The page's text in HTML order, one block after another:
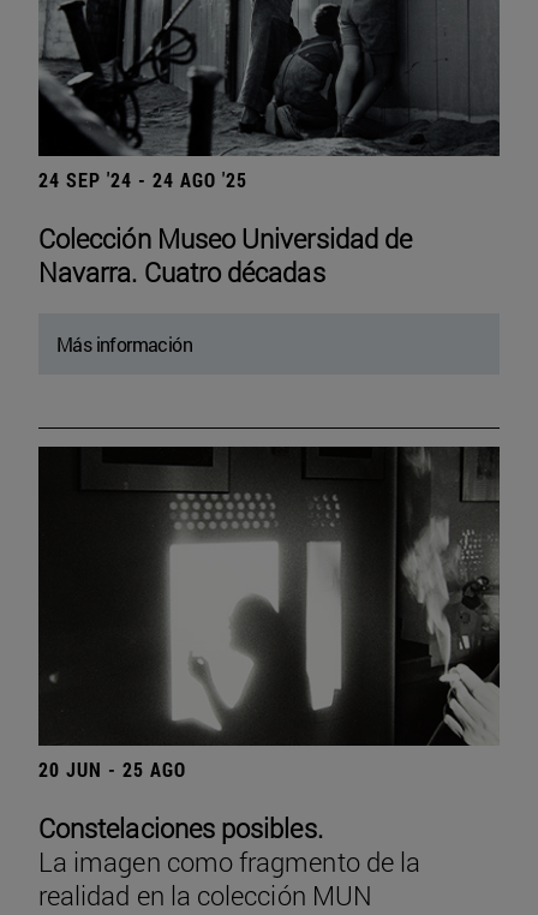
24 SEP '24 - 24 AGO '25
Colección Museo Universidad de
Navarra. Cuatro décadas
Más información
20 JUN - 25 AGO
Constelaciones posibles.
La imagen como fragmento de la
realidad en la colección MUN